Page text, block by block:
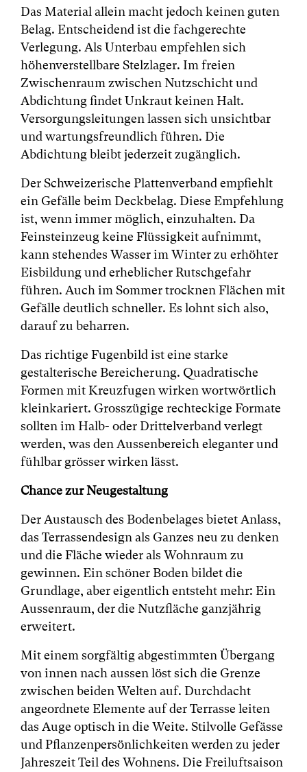
Das Material allein macht jedoch keinen guten
Belag. Entscheidend ist die fachgerechte
Verlegung. Als Unterbau empfehlen sich
höhenverstellbare Stelzlager. Im freien
Zwischenraum zwischen Nutzschicht und
Abdichtung findet Unkraut keinen Halt.
Versorgungsleitungen lassen sich unsichtbar
und wartungsfreundlich führen. Die
Abdichtung bleibt jederzeit zugänglich.
Der Schweizerische Plattenverband empfiehlt
ein Gefälle beim Deckbelag. Diese Empfehlung
ist, wenn immer möglich, einzuhalten. Da
Feinsteinzeug keine Flüssigkeit aufnimmt,
kann stehendes Wasser im Winter zu erhöhter
Eisbildung und erheblicher Rutschgefahr
führen. Auch im Sommer trocknen Flächen mit
Gefälle deutlich schneller. Es lohnt sich also,
darauf zu beharren.
Das richtige Fugenbild ist eine starke
gestalterische Bereicherung. Quadratische
Formen mit Kreuzfugen wirken wortwörtlich
kleinkariert. Grosszügige rechteckige Formate
sollten im Halb- oder Drittelverband verlegt
werden, was den Aussenbereich eleganter und
fühlbar grösser wirken lässt.
Chance zur Neugestaltung
Der Austausch des Bodenbelages bietet Anlass,
das Terrassendesign als Ganzes neu zu denken
und die Fläche wieder als Wohnraum zu
gewinnen. Ein schöner Boden bildet die
Grundlage, aber eigentlich entsteht mehr: Ein
Aussenraum, der die Nutzfläche ganzjährig
erweitert.
Mit einem sorgfältig abgestimmten Übergang
von innen nach aussen löst sich die Grenze
zwischen beiden Welten auf. Durchdacht
angeordnete Elemente auf der Terrasse leiten
das Auge optisch in die Weite. Stilvolle Gefässe
und Pflanzenpersönlichkeiten werden zu jeder
Jahreszeit Teil des Wohnens. Die Freiluftsaison